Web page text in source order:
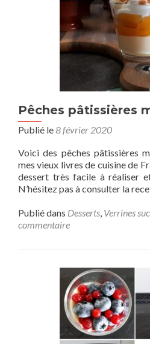
Pêches pâtissières
Publié le8 février 2020
Voici des pêches pâtissières
mes vieux livres de cuisine de
dessert très facile à réaliser
N’hésitez pas à consulter la
Publié dans Desserts, Verrines
commentaire